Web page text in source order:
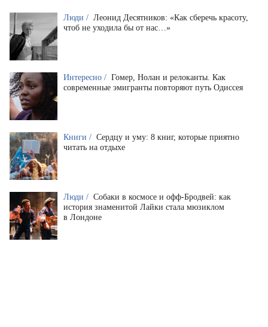
Люди / Леонид Десятников: «Как сберечь красоту,
чтоб не уходила бы от нас…»
Интересно / Гомер, Нолан и релоканты. Как
современные эмигранты повторяют путь Одиссея
Книги / Сердцу и уму: 8 книг, которые приятно
читать на отдыхе
Люди / Собаки в космосе и офф-Бродвей: как
история знаменитой Лайки стала мюзиклом
в Лондоне